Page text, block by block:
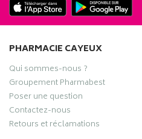
PHARMACIE CAYEUX
Qui sommes-nous ?
Groupement Pharmabest
Poser une question
Contactez-nous
Retours et réclamations